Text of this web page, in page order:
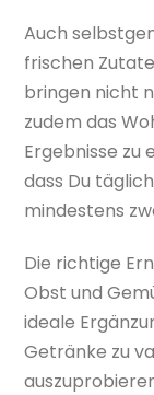
Auch
frischen
bringen nicht
zudem das
Ergebnisse zu
dass Du
mindestens
Die richtige
Obst und
ideale
Getränke zu